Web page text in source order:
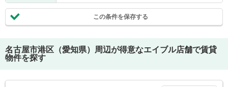
この条件を保存する
名古屋市港区（愛知県）
周辺が得意なエイブル店舗で賃貸
物件を探す